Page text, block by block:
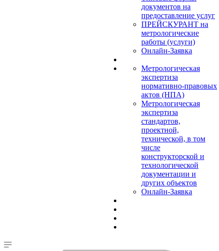
документов на
предоставление услуг
ПРЕЙСКУРАНТ на
метрологические
работы (услуги)
Онлайн-Заявка
Метрологическая
экспертиза
нормативно-правовых
актов (НПА)
Метрологическая
экспертиза
стандартов,
проектной,
технической, в том
числе
конструкторской и
технологической
документации и
других объектов
Онлайн-Заявка